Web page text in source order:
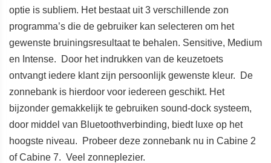
optie is subliem. Het bestaat uit 3 verschillende zon
programma’s die de gebruiker kan selecteren om het
gewenste bruiningsresultaat te behalen. Sensitive, Medium
en Intense. Door het indrukken van de keuzetoets
ontvangt iedere klant zijn persoonlijk gewenste kleur. De
zonnebank is hierdoor voor iedereen geschikt. Het
bijzonder gemakkelijk te gebruiken sound-dock systeem,
door middel van Bluetoothverbinding, biedt luxe op het
hoogste niveau. Probeer deze zonnebank nu in Cabine 2
of Cabine 7. Veel zonneplezier.